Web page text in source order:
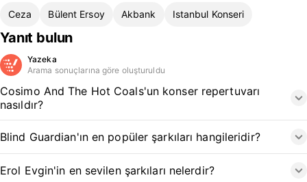
Ceza Bülent Ersoy Akbank Istanbul Konseri
Yanıt bulun
Yazeka
Arama sonuçlarına göre oluşturuldu
Cosimo And The Hot Coals'un konser repertuvarı
nasıldır?
Blind Guardian'ın en popüler şarkıları hangileridir?
Erol Evgin'in en sevilen şarkıları nelerdir?